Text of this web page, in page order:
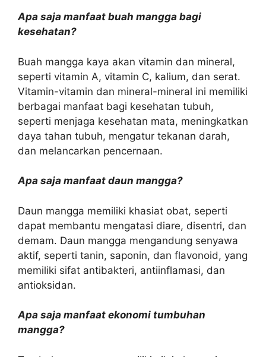
Apa saja manfaat buah mangga bagi
kesehatan?
Buah mangga kaya akan vitamin dan mineral,
seperti vitamin A, vitamin C, kalium, dan serat.
Vitamin-vitamin dan mineral-mineral ini memiliki
berbagai manfaat bagi kesehatan tubuh,
seperti menjaga kesehatan mata, meningkatkan
daya tahan tubuh, mengatur tekanan darah,
dan melancarkan pencernaan.
Apa saja manfaat daun mangga?
Daun mangga memiliki khasiat obat, seperti
dapat membantu mengatasi diare, disentri, dan
demam. Daun mangga mengandung senyawa
aktif, seperti tanin, saponin, dan flavonoid, yang
memiliki sifat antibakteri, antiinflamasi, dan
antioksidan.
Apa saja manfaat ekonomi tumbuhan
mangga?